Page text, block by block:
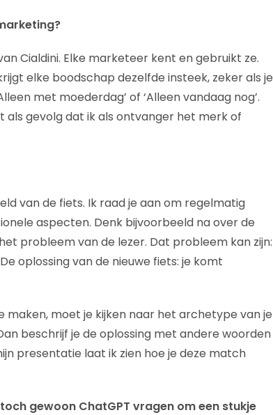
Cialdini. Elke marketeer kent en gebruikt ze.
elke boodschap dezelfde insteek, zeker als je
met moederdag’ of ‘Alleen vandaag nog’.
als gevolg dat ik als ontvanger het merk of
van de fiets. Ik raad je aan om regelmatig
aspecten. Denk bijvoorbeeld na over de
probleem van de lezer. Dat probleem kan zijn:
oplossing van de nieuwe fiets: je komt
moet je kijken naar het archetype van je
beschrijf je de oplossing met andere woorden
presentatie laat ik zien hoe je deze match
gewoon ChatGPT vragen om een stukje